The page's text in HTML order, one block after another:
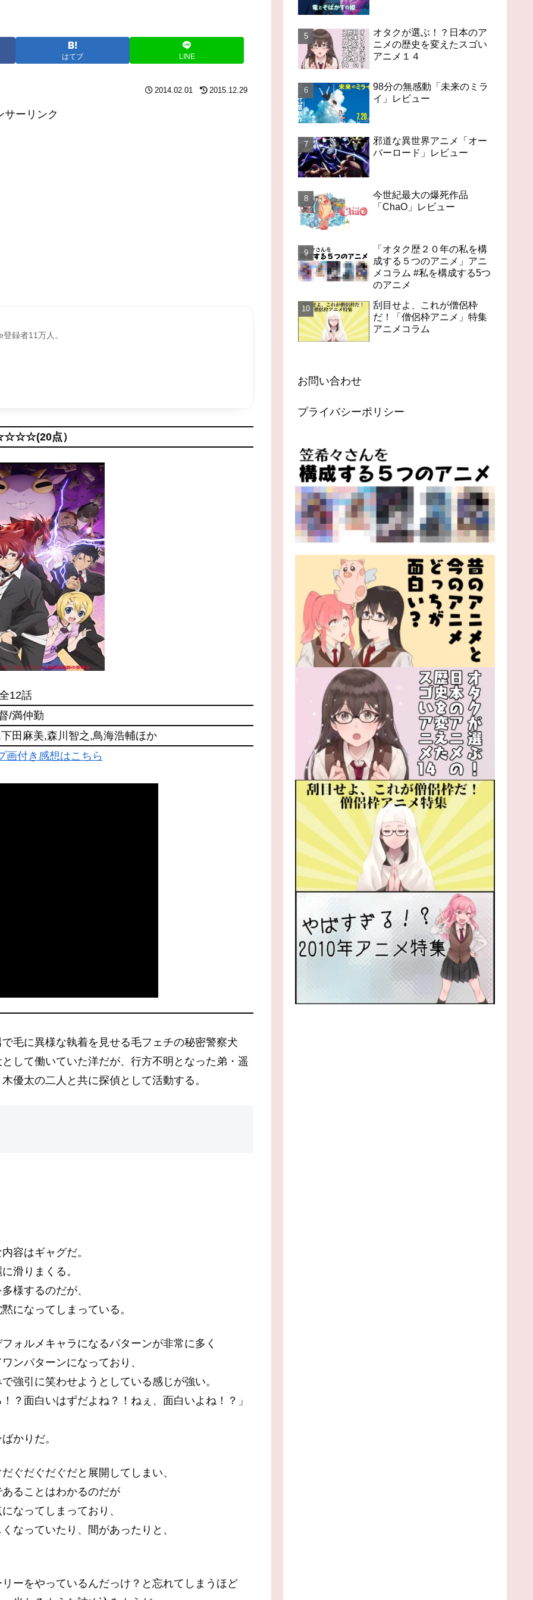
はてブ LINE
2014.02.01 2015.12.29
サーリンク
録者11万人。
点）
12話
/満仲勤
田麻美,森川智之,鳥海浩輔ほか
画付き感想はこちら
毛に異様な執着を見せる毛フェチの秘密警察犬
して働いていた洋だが、行方不明となった弟・遥
優太の二人と共に探偵として活動する。
容はギャグだ。
滑りまくる。
様するのだが、
になってしまっている。
ォルメキャラになるパターンが非常に多く
ンパターンになっており、
強引に笑わせようとしている感じが強い。
？面白いはずだよね？！ねぇ、面白いよね！？」
かりだ。
ぐだぐだぐだと展開してしまい、
ることはわかるのだが
なってしまっており、
なっていたり、間があったりと、
ーをやっているんだっけ？と忘れてしまうほど
オタクが選ぶ！？日本のア
ニメの歴史を変えたスゴい
アニメ１４
98分の無感動「未来のミラ
イ」レビュー
邪道な異世界アニメ「オー
バーロード」レビュー
今世紀最大の爆死作品
「ChaO」レビュー
「オタク歴２０年の私を構
成する５つのアニメ」アニ
メコラム #私を構成する5つ
のアニメ
刮目せよ、これが僧侶枠
だ！「僧侶枠アニメ」特集
アニメコラム
お問い合わせ
プライバシーポリシー